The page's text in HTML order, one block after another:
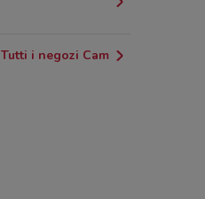
Tutti i negozi Cam